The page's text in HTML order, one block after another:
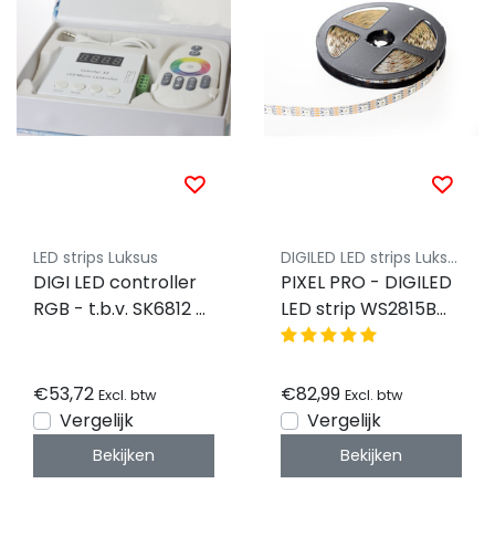
LED strips Luksus
DIGI LED controller
RGB - t.b.v. SK6812 &
€53,72 Excl. btw
Vergelijk
Bekijken
DIGILED LED strips Luksus
PIXEL PRO - DIGILED
LED strip WS2815B
RGB 18W 12VDC IP30
€82,99 Excl. btw
Vergelijk
Bekijken